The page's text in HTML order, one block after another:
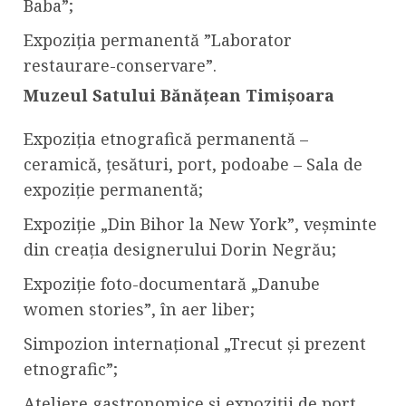
Baba”;
Expoziția permanentă ”Laborator
restaurare-conservare”.
Muzeul Satului Bănățean Timișoara
Expoziția etnografică permanentă –
ceramică, țesături, port, podoabe – Sala de
expoziție permanentă;
Expoziție „Din Bihor la New York”, veșminte
din creația designerului Dorin Negrău;
Expoziție foto-documentară „Danube
women stories”, în aer liber;
Simpozion internațional „Trecut și prezent
etnografic”;